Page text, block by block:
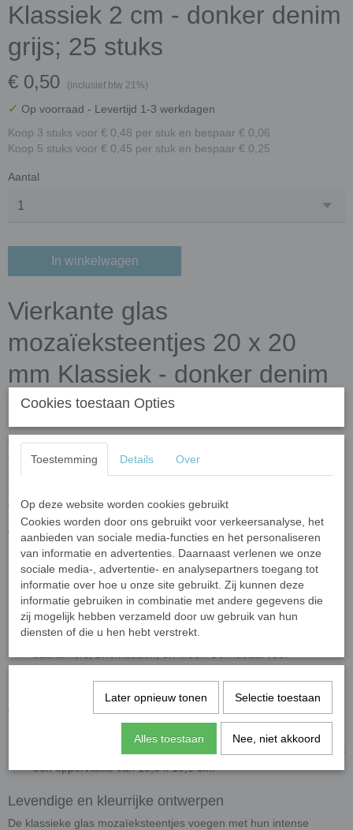
Klassiek 2 cm - donker denim
grijs; 25 stuks
€ 0,50 (inclusief btw 21%)
✓ Op voorraad - Levertijd 1-3 werkdagen
Koop 3 stuks voor € 0,48 per stuk en bespaar € 0,06
Koop 5 stuks voor € 0,45 per stuk en bespaar € 0,25
Aantal
In winkelwagen
Vierkante glas
mozaïeksteentjes 20 x 20
mm Klassiek - donker denim
grijs
Onze klassieke glassteentjes van 20 x 20 mm zijn zorgvuldig
ontworpen in Europa en vervaardigd in gespecialiseerde fabrieken
in China. Deze tegeltjes combineren kwaliteit en betaalbaarheid, en
decoratieve toepassingen.
Waarom kiezen voor onze klassieke glassteentjes?
Hoogwaardige kwaliteit: UV- en vorstbestendig, perfect voor
binnen- en buitentoepassingen.
Gemakkelijk te verwerken: Eenvoudig op maat te knippen
met een wieltjestang, voor maximale flexibiliteit in ontwerp.
Veelzijdig gebruik : Geschikt voor muren, vloeren, keukens,
Afmetingen
: Geleverd op papier of gaas per 25 steentjes, met
een oppervlakte van 10,6 x 10,6 cm.
Levendige en kleurrijke ontwerpen
De klassieke glas mozaïeksteentjes voegen met hun intense
Cookies toestaan Opties
Toestemming Details Over
Op deze website worden cookies gebruikt
Cookies worden door ons gebruikt voor verkeersanalyse, het
aanbieden van sociale media-functies en het personaliseren
van informatie en advertenties. Daarnaast verlenen we onze
sociale media-, advertentie- en analysepartners toegang tot
informatie over hoe u onze site gebruikt. Zij kunnen deze
informatie gebruiken in combinatie met andere gegevens die
zij mogelijk hebben verzameld door uw gebruik van hun
diensten of die u hen hebt verstrekt.
Later opnieuw tonen Selectie toestaan
Alles toestaan Nee, niet akkoord